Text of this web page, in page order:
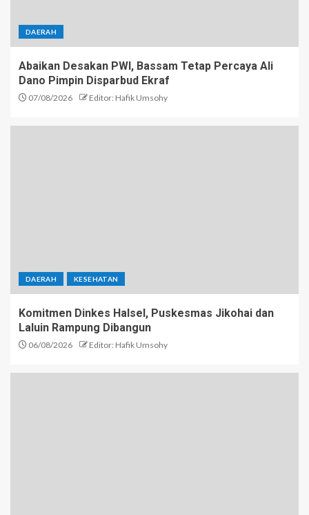
DAERAH
Abaikan Desakan PWI, Bassam Tetap Percaya Ali
Dano Pimpin Disparbud Ekraf
07/08/2026 Editor: Hafik Umsohy
DAERAH KESEHATAN
Komitmen Dinkes Halsel, Puskesmas Jikohai dan
Laluin Rampung Dibangun
06/08/2026 Editor: Hafik Umsohy